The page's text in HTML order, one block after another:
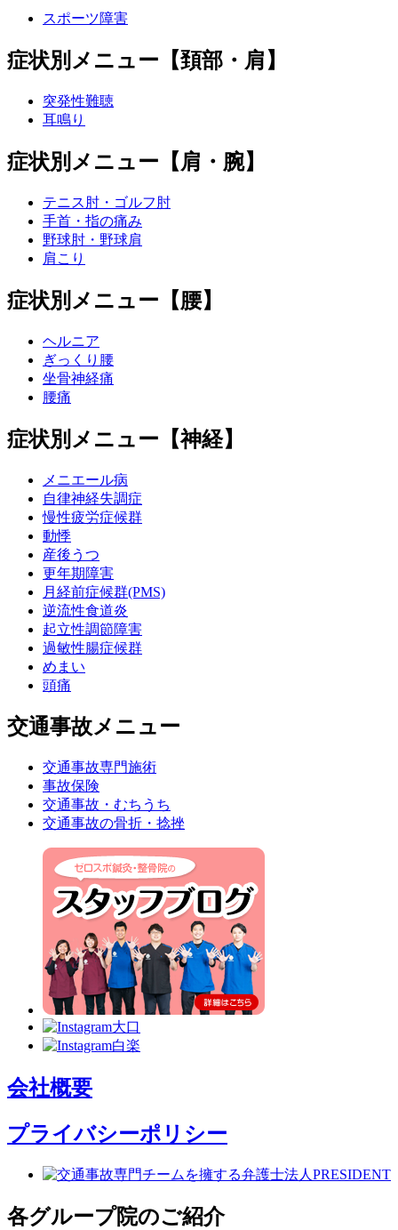
スポーツ障害
症状別メニュー【頚部・肩】
突発性難聴
耳鳴り
症状別メニュー【肩・腕】
テニス肘・ゴルフ肘
手首・指の痛み
野球肘・野球肩
肩こり
症状別メニュー【腰】
ヘルニア
ぎっくり腰
坐骨神経痛
腰痛
症状別メニュー【神経】
メニエール病
自律神経失調症
慢性疲労症候群
動悸
産後うつ
更年期障害
月経前症候群(PMS)
逆流性食道炎
起立性調節障害
過敏性腸症候群
めまい
頭痛
交通事故メニュー
交通事故専門施術
事故保険
交通事故・むちうち
交通事故の骨折・捻挫
会社概要
プライバシーポリシー
各グループ院のご紹介